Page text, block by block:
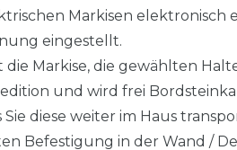
Markisen elektronisch
eingestellt.
Markise, die gewählten
und wird frei
diese weiter im Haus
Befestigung in der Wand /